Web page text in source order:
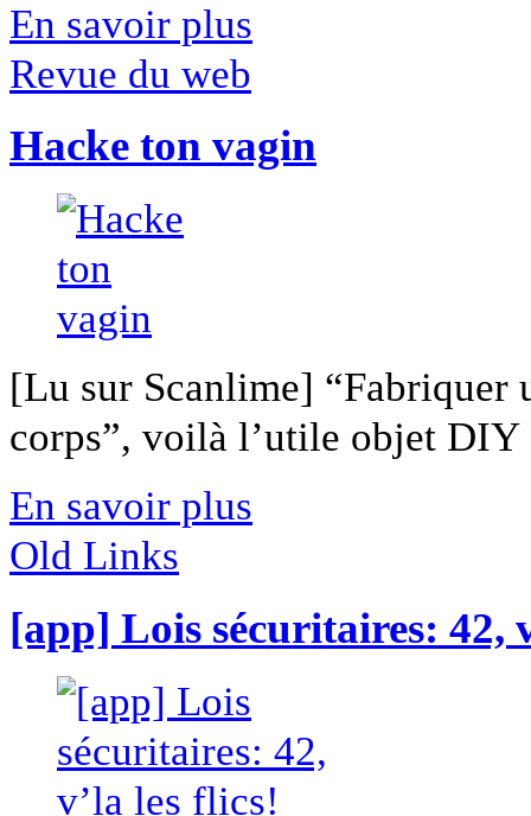
En savoir plus
Revue du web
Hacke ton vagin
[Lu sur Scanlime] “Fabriquer
corps”, voilà l’utile objet
En savoir plus
Old Links
[app] Lois sécuritaires: 42,